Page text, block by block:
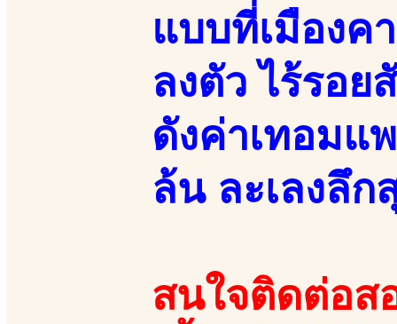
แบบที่เมืองค
ลงตัว ไร้รอ
ดังค่าเทอมแ
ล้น ละเลงลึ
สนใจติดต่อส